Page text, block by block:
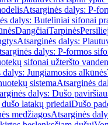
Atsarginės dalys: P-
dalys: Buteliniai sifonai
DangčiaiTarpinės
Atsarginės dalys:
dalys: P-formos
sifonai užteršto
dalys: Jungiamosios alkūnės
sistemaAtsarginės
dalys: Dušo
latakų priedaiDušo
medžiagosAtsarginės